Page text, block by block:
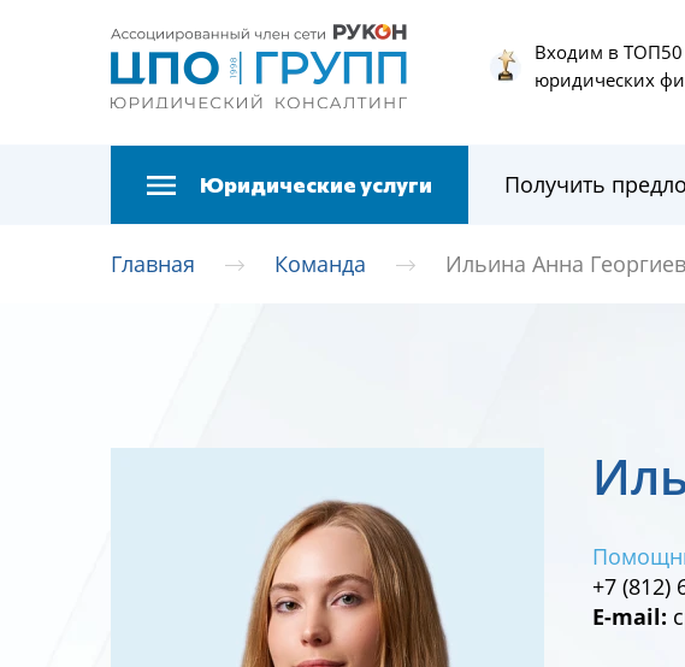
Входим в ТОП50
юридических
Юридические услуги Получить
Главная Команда Ильина Анна
+7 (812)
E-mail: